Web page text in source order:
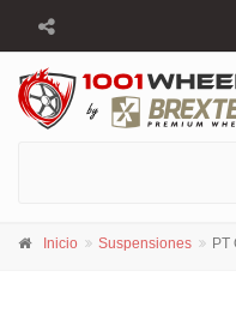
Inicio Suspensiones PT